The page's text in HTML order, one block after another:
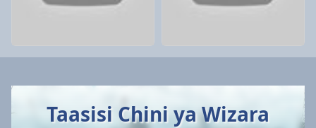
Taasisi Chini ya Wizara